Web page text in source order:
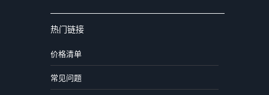
热门链接
价格清单
常见问题